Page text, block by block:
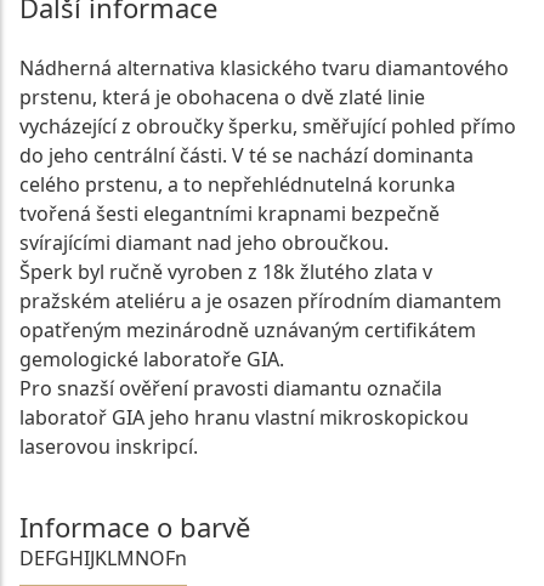
Další informace
Nádherná alternativa klasického tvaru diamantového
prstenu, která je obohacena o dvě zlaté linie
vycházející z obroučky šperku, směřující pohled přímo
do jeho centrální části. V té se nachází dominanta
celého prstenu, a to nepřehlédnutelná korunka
tvořená šesti elegantními krapnami bezpečně
svírajícími diamant nad jeho obroučkou.
Šperk byl ručně vyroben z 18k žlutého zlata v
pražském ateliéru a je osazen přírodním diamantem
opatřeným mezinárodně uznávaným certifikátem
gemologické laboratoře GIA.
Pro snazší ověření pravosti diamantu označila
laboratoř GIA jeho hranu vlastní mikroskopickou
laserovou inskripcí.
Informace o barvě
DEFGHIJKLMNOFn